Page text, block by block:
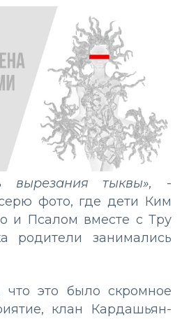
тыквы»,
-
фото, где дети Ким
и Псалом вместе с Тру
родители занимались
что это было скромное
клан Кардашьян-